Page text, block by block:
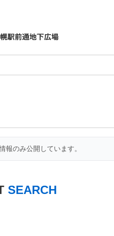
のみ公開しています。
SEARCH